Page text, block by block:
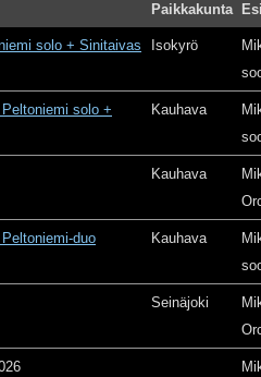
Paikkakunta
solo + Sinitaivas Isokyrö
solo +
Kauhava
Kauhava
duo Kauhava
Seinäjoki